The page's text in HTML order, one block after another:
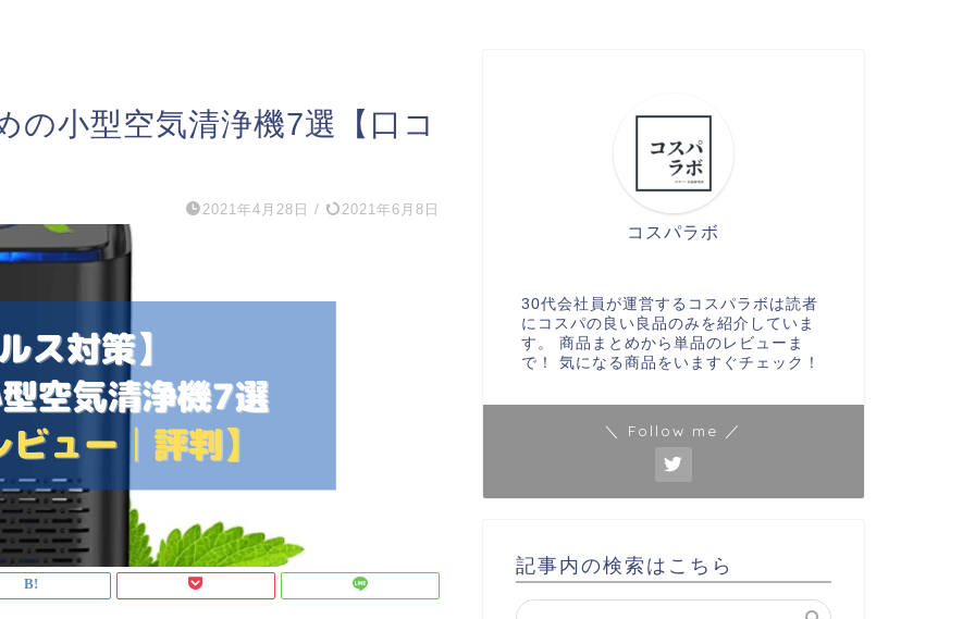
の小型空気清浄機7選【口コ
2021年4月28日 / 2021年6月8日
コスパラボ
30代会社員が運営するコスパラボは読者
にコスパの良い良品のみを紹介していま
す。 商品まとめから単品のレビューま
で！ 気になる商品をいますぐチェック！
＼ Follow me ／
記事内の検索はこちら